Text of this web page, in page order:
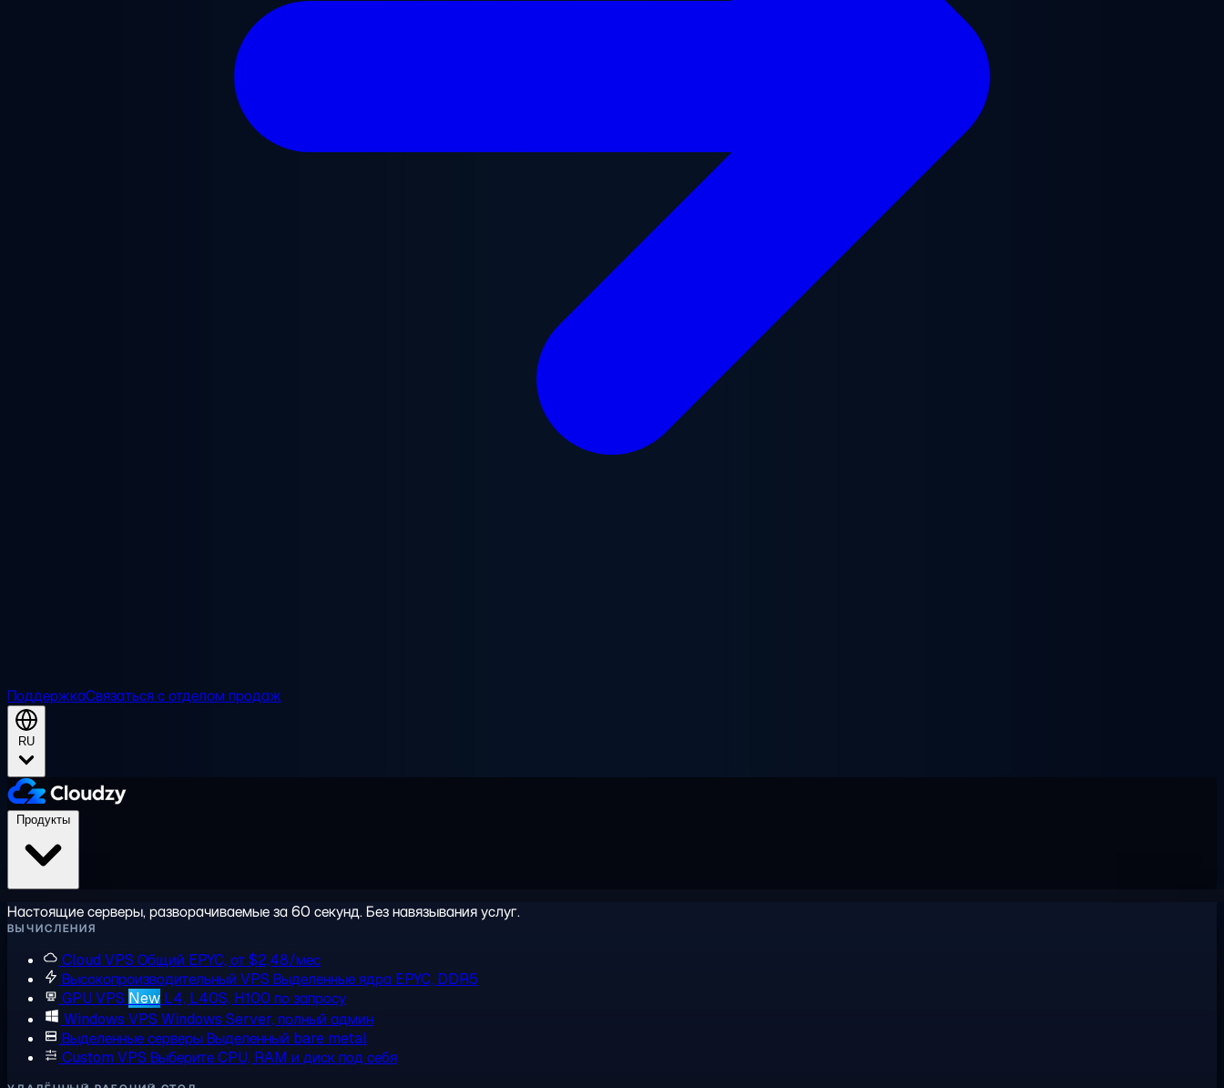
ПоддержкаСвязаться с отделом продаж
RU
Настоящие серверы, разворачиваемые за 60 секунд. Без навязывания услуг.
ВЫЧИСЛЕНИЯ
Cloud VPS Общий EPYC, от $2,48/мес
Высокопроизводительный VPS Выделенные ядра EPYC, DDR5
GPU VPS New L4, L40S, H100 по запросу
Windows VPS Windows Server, полный админ
Выделенные серверыВыделенный bare metal
Custom VPS Выберите CPU, RAM и диск под себя